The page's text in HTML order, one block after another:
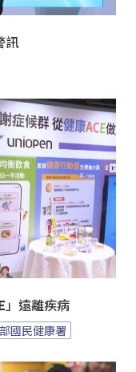
訊
」遠離疾病
國民健康署